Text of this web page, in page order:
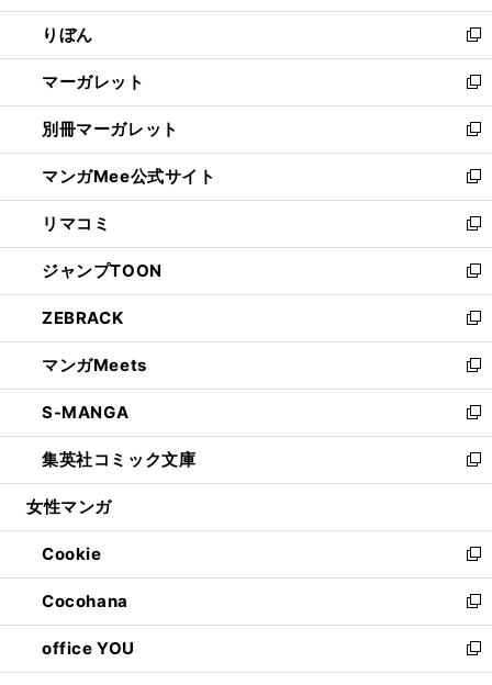
開
く
ウ
で
開
く
ン
ド
ウ
で
開
く
ウ
ィ
ン
ド
ウ
で
開
く
りぼん
新
し
い
ウ
ィ
ン
ド
ウ
で
開
く
マーガレット
新
し
い
ウ
ィ
ン
ド
ウ
で
開
く
別冊マーガレット
新
し
い
ウ
ィ
ン
ド
ウ
で
開
く
マンガMee公式サイト
新
し
い
ウ
ィ
ン
ド
ウ
で
開
く
リマコミ
新
し
い
ウ
ィ
ン
ド
ウ
で
開
く
ジャンプTOON
新
し
い
ウ
ィ
ン
ド
ウ
で
開
ZEBRACK
新
し
い
ウ
ィ
ン
ド
ウ
開
く
マンガMeets
新
し
い
ウ
ィ
ン
ウ
で
開
く
S-MANGA
新
し
い
ウ
ン
ド
ウ
で
開
く
集英社コミック文庫
新
し
ウ
ィ
ン
ド
ウ
で
開
女性マンガ
Cookie
新
し
い
ウ
ィ
ン
Cocohana
新
し
い
ウ
office YOU
新
し